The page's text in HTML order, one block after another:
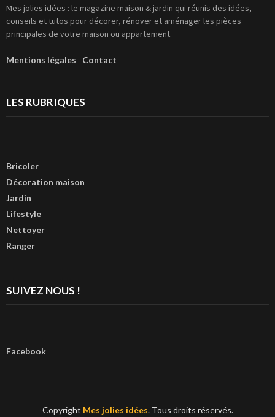
Mes jolies idées : le magazine maison & jardin qui réunis des idées,
conseils et tutos pour décorer, rénover et aménager les pièces
principales de votre maison ou appartement.
Mentions légales - Contact
LES RUBRIQUES
Bricoler
Décoration maison
Jardin
Lifestyle
Nettoyer
Ranger
SUIVEZ NOUS !
Facebook
Copyright Mes jolies idées. Tous droits réservés.